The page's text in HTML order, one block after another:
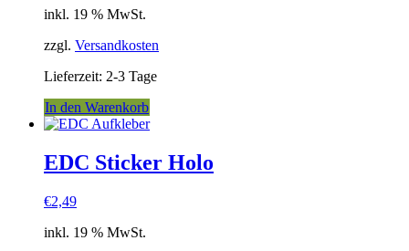
inkl. 19 % MwSt.
zzgl. Versandkosten
Lieferzeit: 2-3 Tage
In den Warenkorb
EDC Sticker Holo
€2,49
inkl. 19 % MwSt.